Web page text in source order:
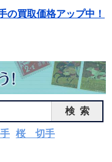
の買取価格アップ中！
検索
桜 切手